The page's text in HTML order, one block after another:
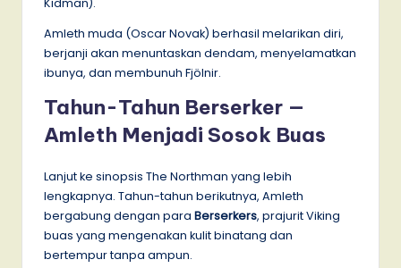
Kidman).
Amleth muda (Oscar Novak) berhasil melarikan diri,
berjanji akan menuntaskan dendam, menyelamatkan
ibunya, dan membunuh Fjölnir.
Tahun-Tahun Berserker —
Amleth Menjadi Sosok Buas
Lanjut ke sinopsis The Northman yang lebih
lengkapnya. Tahun-tahun berikutnya, Amleth
bergabung dengan para Berserkers, prajurit Viking
buas yang mengenakan kulit binatang dan
bertempur tanpa ampun.